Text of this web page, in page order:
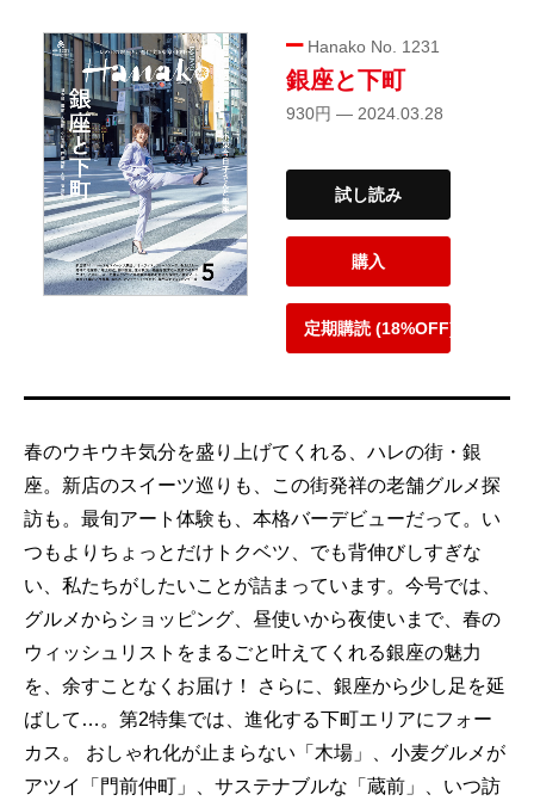
Hanako No. 1231
銀座と下町
930円 — 2024.03.28
試し読み
購入
定期購読 (18%OFF)
春のウキウキ気分を盛り上げてくれる、ハレの街・銀
座。新店のスイーツ巡りも、この街発祥の老舗グルメ探
訪も。最旬アート体験も、本格バーデビューだって。い
つもよりちょっとだけトクベツ、でも背伸びしすぎな
い、私たちがしたいことが詰まっています。今号では、
グルメからショッピング、昼使いから夜使いまで、春の
ウィッシュリストをまるごと叶えてくれる銀座の魅力
を、余すことなくお届け！ さらに、銀座から少し足を延
ばして…。第2特集では、進化する下町エリアにフォー
カス。 おしゃれ化が止まらない「木場」、小麦グルメが
アツイ「門前仲町」、サステナブルな「蔵前」、いつ訪